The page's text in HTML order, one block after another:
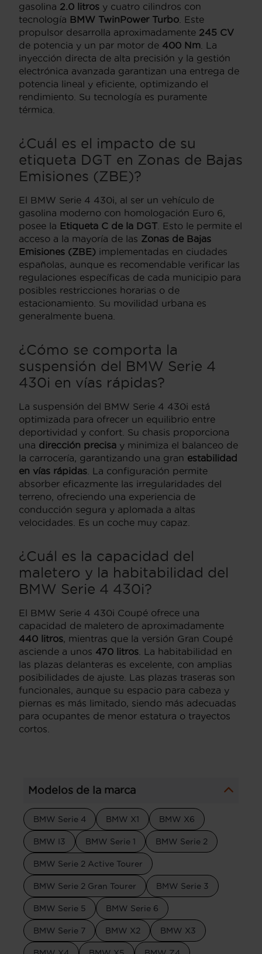
gasolina 2.0 litros y cuatro cilindros con
tecnología BMW TwinPower Turbo . Este
propulsor desarrolla aproximadamente 245 CV
de potencia y un par motor de 400 Nm . La
inyección directa de alta precisión y la gestión
electrónica avanzada garantizan una entrega de
potencia lineal y eficiente, optimizando el
rendimiento. Su tecnología es puramente
térmica.
¿Cuál es el impacto de su
etiqueta DGT en Zonas de Bajas
Emisiones (ZBE)?
El BMW Serie 4 430i, al ser un vehículo de
gasolina moderno con homologación Euro 6,
posee la Etiqueta C de la DGT . Esto le permite el
acceso a la mayoría de las Zonas de Bajas
Emisiones (ZBE) implementadas en ciudades
españolas, aunque es recomendable verificar las
regulaciones específicas de cada municipio para
posibles restricciones horarias o de
estacionamiento. Su movilidad urbana es
generalmente buena.
¿Cómo se comporta la
suspensión del BMW Serie 4
430i en vías rápidas?
La suspensión del BMW Serie 4 430i está
optimizada para ofrecer un equilibrio entre
deportividad y confort. Su chasis proporciona
una dirección precisa y minimiza el balanceo de
la carrocería, garantizando una gran estabilidad
en vías rápidas . La configuración permite
absorber eficazmente las irregularidades del
terreno, ofreciendo una experiencia de
conducción segura y aplomada a altas
velocidades. Es un coche muy capaz.
¿Cuál es la capacidad del
maletero y la habitabilidad del
BMW Serie 4 430i?
El BMW Serie 4 430i Coupé ofrece una
capacidad de maletero de aproximadamente
440 litros, mientras que la versión Gran Coupé
asciende a unos 470 litros . La habitabilidad en
las plazas delanteras es excelente, con amplias
posibilidades de ajuste. Las plazas traseras son
funcionales, aunque su espacio para cabeza y
piernas es más limitado, siendo más adecuadas
para ocupantes de menor estatura o trayectos
cortos.
Modelos de la marca
BMW Serie 4 BMW X1 BMW X6
BMW I3 BMW Serie 1 BMW Serie 2
BMW Serie 2 Active Tourer
BMW Serie 2 Gran Tourer BMW Serie 3
BMW Serie 5 BMW Serie 6
BMW Serie 7 BMW X2 BMW X3